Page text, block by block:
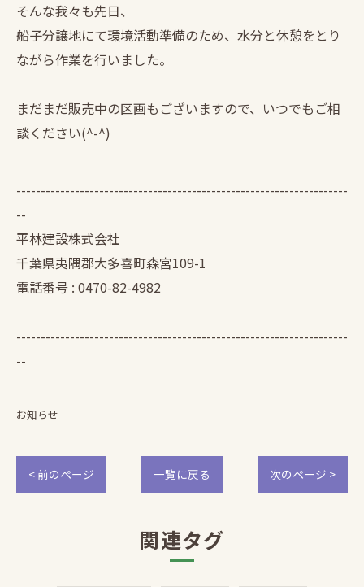
そんな我々も先日、
船子分譲地にて環境活動準備のため、水分と休憩をとり
ながら作業を行いました。
まだまだ販売中の区画もございますので、いつでもご相
談ください(^-^)
--------------------------------------------------------------------
--
平林建設株式会社
千葉県夷隅郡大多喜町森宮109-1
電話番号 : 0470-82-4982
--------------------------------------------------------------------
--
お知らせ
< 前のページ 一覧に戻る 次のページ >
関連タグ